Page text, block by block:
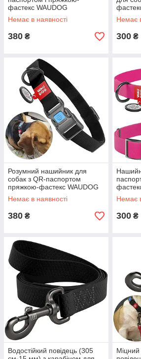
фастекс WAUDOG
Waterproof, L/Влагостійка
амуніція для собак
Немає в наявності
380 ₴
Немає
300 ₴
Розумний нашийник для
собак з QR-паспортом
пряжкою-фастекс WAUDOG
Waterproof, L/Вологостійка
амуніція для собак
Немає в наявності
380 ₴
Немає
300 ₴
Водостійкий повідець (305
Міцний